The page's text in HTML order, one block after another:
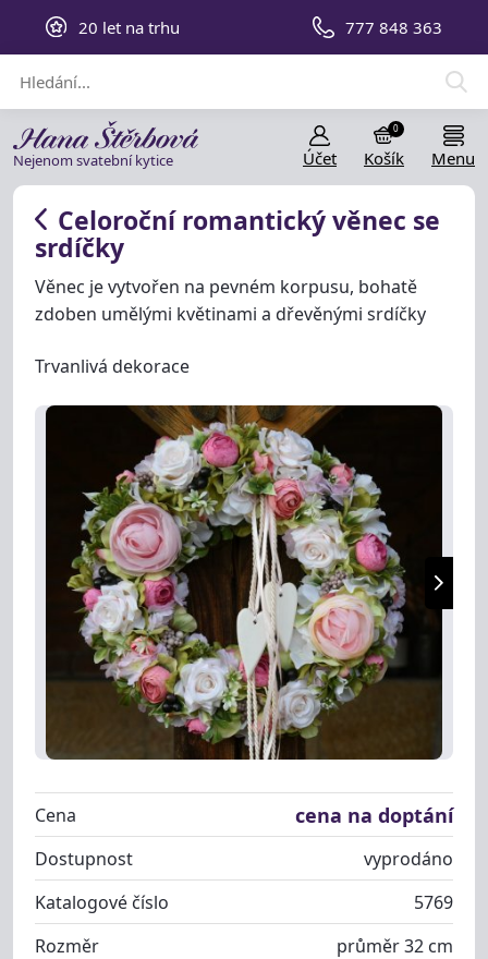
20 let na trhu 777 848 363
Nejenom svatební kytice Účet Košík
0
Menu
Celoroční romantický věnec se
srdíčky
Věnec je vytvořen na pevném korpusu, bohatě
zdoben umělými květinami a dřevěnými srdíčky
Trvanlivá dekorace
Cena cena na doptání
Dostupnost
vyprodáno
Katalogové číslo
5769
Rozměr
průměr 32 cm